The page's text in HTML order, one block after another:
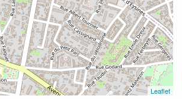
Leaflet